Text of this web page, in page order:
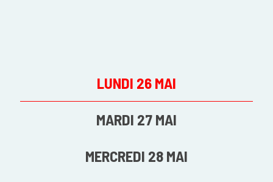
LUNDI 26 MAI
MARDI 27 MAI
MERCREDI 28 MAI